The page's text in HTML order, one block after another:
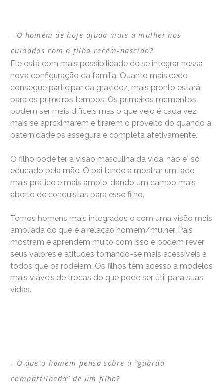
O homem de hoje ajuda mais a mulher nos
cuidados com o filho recém-nascido?
Ele está com mais possibilidade de se integrar nessa
nova configuração da família. Quanto mais cedo
consegue participar da gravidez, mais pronto estará
para os primeiros tempos. Os primeiros momentos
podem ser mais difíceis mas o que vejo é cada vez
mais se aproximarem e tirarem o proveito do quando a
paternidade os assegura e completa afetivamente.
O filho pode ter a visão masculina da vida, não e´ só
educado pela mãe. O pai tende a mostrar um lado
mais prático e mais amplo, dando um campo mais
aberto de conquistas para esse filho.
Temos homens mais integrados e com uma visão mais
ampliada do que é a relação homem/mulher. Pais
mostram e aprendem muito com isso e podem rever
seus valores e atitudes tornando-se mais acessíveis a
todos que os rodeiam. Os filhos têm acesso a modelos
mais viáveis de trocas do que pode ser útil para suas
vidas.
O que o homem pensa sobre a “guarda
compartilhada” de um filho?